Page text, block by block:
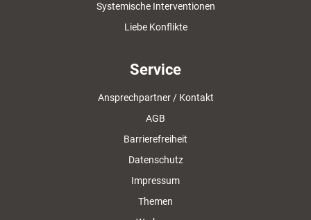
Systemische Interventionen
Liebe Konflikte
Service
Ansprechpartner / Kontakt
AGB
Barrierefreiheit
Datenschutz
Impressum
Themen